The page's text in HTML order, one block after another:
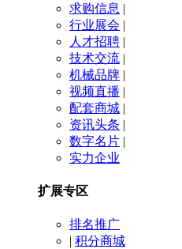
求购信息 |
行业展会 |
人才招聘 |
技术交流 |
机械品牌 |
视频直播 |
配套商城 |
资讯头条 |
数字名片 |
实力企业
扩展专区
排名推广
| 积分商城